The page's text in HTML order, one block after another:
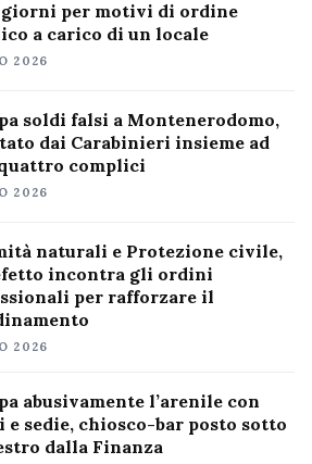
giorni per motivi di ordine
a carico di un locale
2026
soldi falsi a Montenerodomo,
dai Carabinieri insieme ad
complici
2026
naturali e Protezione civile,
incontra gli ordini
per rafforzare il
2026
abusivamente l’arenile con
e sedie, chiosco-bar posto sotto
dalla Finanza